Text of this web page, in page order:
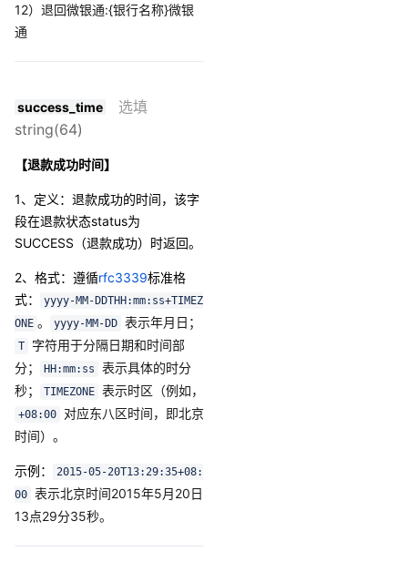
12）退回微银通:{银行名称}微银
通
success_time
选填
string(64)
【退款成功时间】
1、定义：退款成功的时间，该字
段在退款状态status为
SUCCESS（退款成功）时返回。
2、格式： 遵循rfc3339标准格
式：
yyyy-MM-DDTHH:mm:ss+TIMEZ
ONE 。 yyyy-MM-DD 表示年月日；
T
字符用于分隔日期和时间部
分；
HH:mm:ss
表示具体的时分
秒；
TIMEZONE 表示时区（例如，
+08:00
对应东八区时间，即北京
时间）。
示例：
2015-05-20T13:29:35+08:
00 表示北京时间2015年5月20日
13点29分35秒。